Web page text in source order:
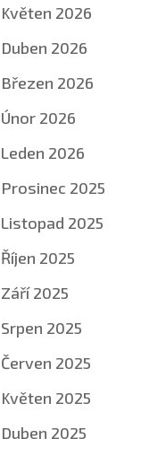
Květen 2026
Duben 2026
Březen 2026
Únor 2026
Leden 2026
Prosinec 2025
Listopad 2025
Říjen 2025
Září 2025
Srpen 2025
Červen 2025
Květen 2025
Duben 2025